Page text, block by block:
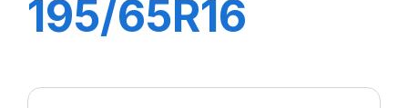
195/65R16